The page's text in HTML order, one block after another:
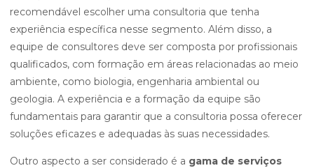
recomendável escolher uma consultoria que tenha
experiência específica nesse segmento. Além disso, a
equipe de consultores deve ser composta por profissionais
qualificados, com formação em áreas relacionadas ao meio
ambiente, como biologia, engenharia ambiental ou
geologia. A experiência e a formação da equipe são
fundamentais para garantir que a consultoria possa oferecer
soluções eficazes e adequadas às suas necessidades.
Outro aspecto a ser considerado é a gama de serviços